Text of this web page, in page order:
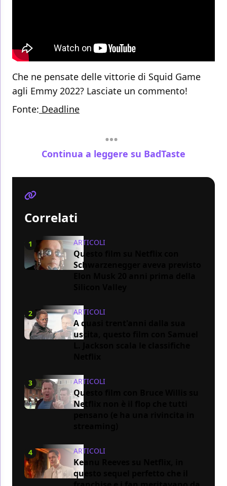
Che ne pensate delle vittorie di Squid Game
agli Emmy 2022? Lasciate un commento!
Fonte: Deadline
Continua a leggere su BadTaste
Correlati
1 ARTICOLI
Questo film su Netflix con
Schwarzenegger aveva previsto
2 ARTICOLI
A quasi trent'anni dalla sua
uscita, questo film con Samuel
3 ARTICOLI
Questo film con Bruce Willis su
Netflix non è il flop che tutti
4 ARTICOLI
Keanu Reeves su Netflix, in
questo sequel perfetto che il